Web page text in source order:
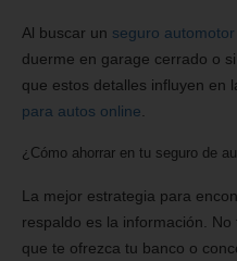
Al buscar un seguro
duerme en garage cerrado o
que estos detalles influyen en
para autos online
¿Cómo ahorrar en tu seguro de
La mejor estrategia para
respaldo es la información.
que te ofrezca tu banco o